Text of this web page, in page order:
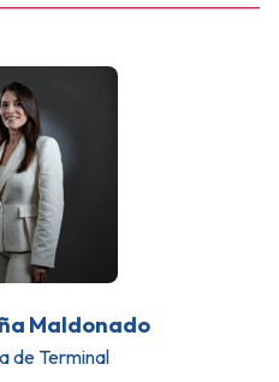
Maldonado
de Terminal